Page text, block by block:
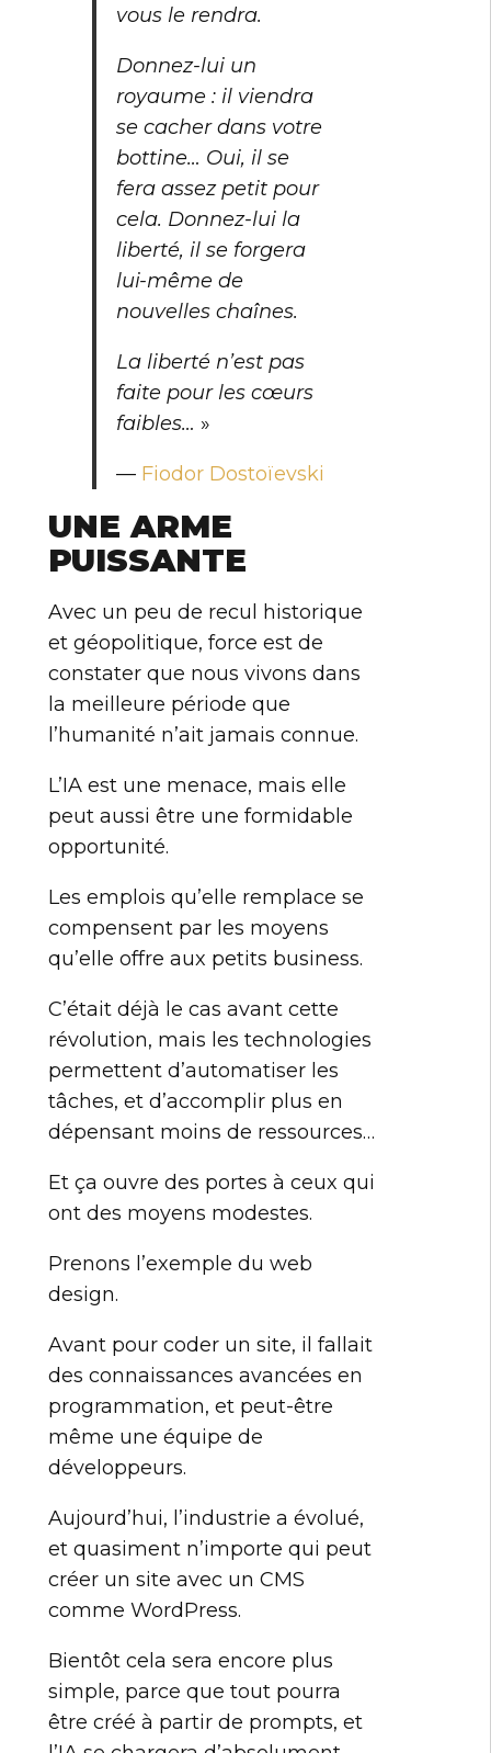
vous le rendra.
Donnez-lui un
royaume : il viendra
se cacher dans votre
bottine… Oui, il se
fera assez petit pour
cela. Donnez-lui la
liberté, il se forgera
lui-même de
nouvelles chaînes.
La liberté n’est pas
faite pour les cœurs
faibles… »
— Fiodor Dostoïevski
UNE ARME
PUISSANTE
Avec un peu de recul historique
et géopolitique, force est de
constater que nous vivons dans
la meilleure période que
l’humanité n’ait jamais connue.
L’IA est une menace, mais elle
peut aussi être une formidable
opportunité.
Les emplois qu’elle remplace se
compensent par les moyens
qu’elle offre aux petits business.
C’était déjà le cas avant cette
révolution, mais les technologies
permettent d’automatiser les
tâches, et d’accomplir plus en
dépensant moins de ressources…
Et ça ouvre des portes à ceux qui
ont des moyens modestes.
Prenons l’exemple du web
design.
Avant pour coder un site, il fallait
des connaissances avancées en
programmation, et peut-être
même une équipe de
développeurs.
Aujourd’hui, l’industrie a évolué,
et quasiment n’importe qui peut
créer un site avec un CMS
comme WordPress.
Bientôt cela sera encore plus
simple, parce que tout pourra
être créé à partir de prompts, et